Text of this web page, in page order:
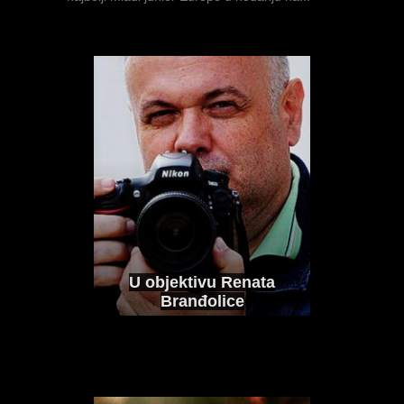
FOTO: Prvenstvo
Balkana za juniore i
juniorke 2026
MULTIMEDIJA SRPANJ 12, 2026
danu"
INTERVJU I IZJAVE KOLOVOZ 5, 2026
Dominik Jezernik na svom drugom Svjetskom
juniorskom prvenstvu...
POLJAK još
rasterećenija na svom
U objektivu Renata
Branđolice